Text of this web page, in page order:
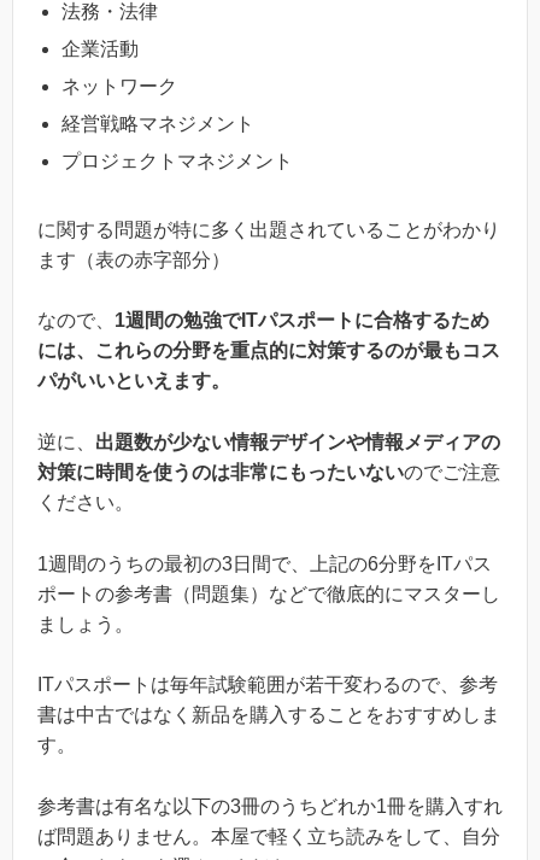
法務・法律
企業活動
ネットワーク
経営戦略マネジメント
プロジェクトマネジメント
に関する問題が特に多く出題されていることがわかり
ます（表の赤字部分）
なので、 1週間の勉強でITパスポートに合格するため
には、これらの分野を重点的に対策するのが最もコス
パがいいといえます。
逆に、 出題数が少ない情報デザインや情報メディアの
対策に時間を使うのは非常にもったいないのでご注意
ください。
1週間のうちの最初の3日間で、上記の6分野をITパス
ポートの参考書（問題集）などで徹底的にマスターし
ましょう。
ITパスポートは毎年試験範囲が若干変わるので、参考
書は中古ではなく新品を購入することをおすすめしま
す。
参考書は有名な以下の3冊のうちどれか1冊を購入すれ
ば問題ありません。本屋で軽く立ち読みをして、自分